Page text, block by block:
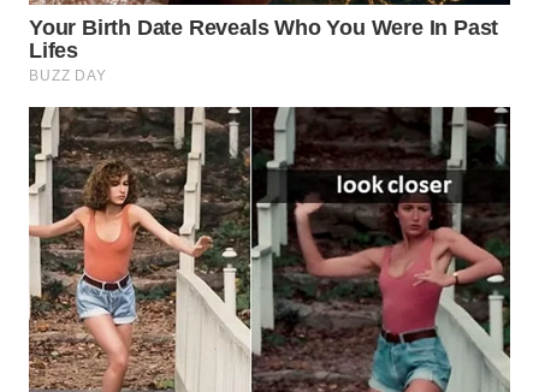
MAJALENGKA
WN
SUBANG
WN
SUKABUMI
WN
PURWAKARTA